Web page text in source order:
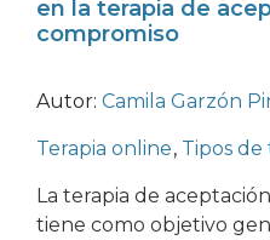
en la terapia de
compromiso
Autor: Camila Garzón
Terapia online, Tipos de
La terapia de
tiene como objetivo